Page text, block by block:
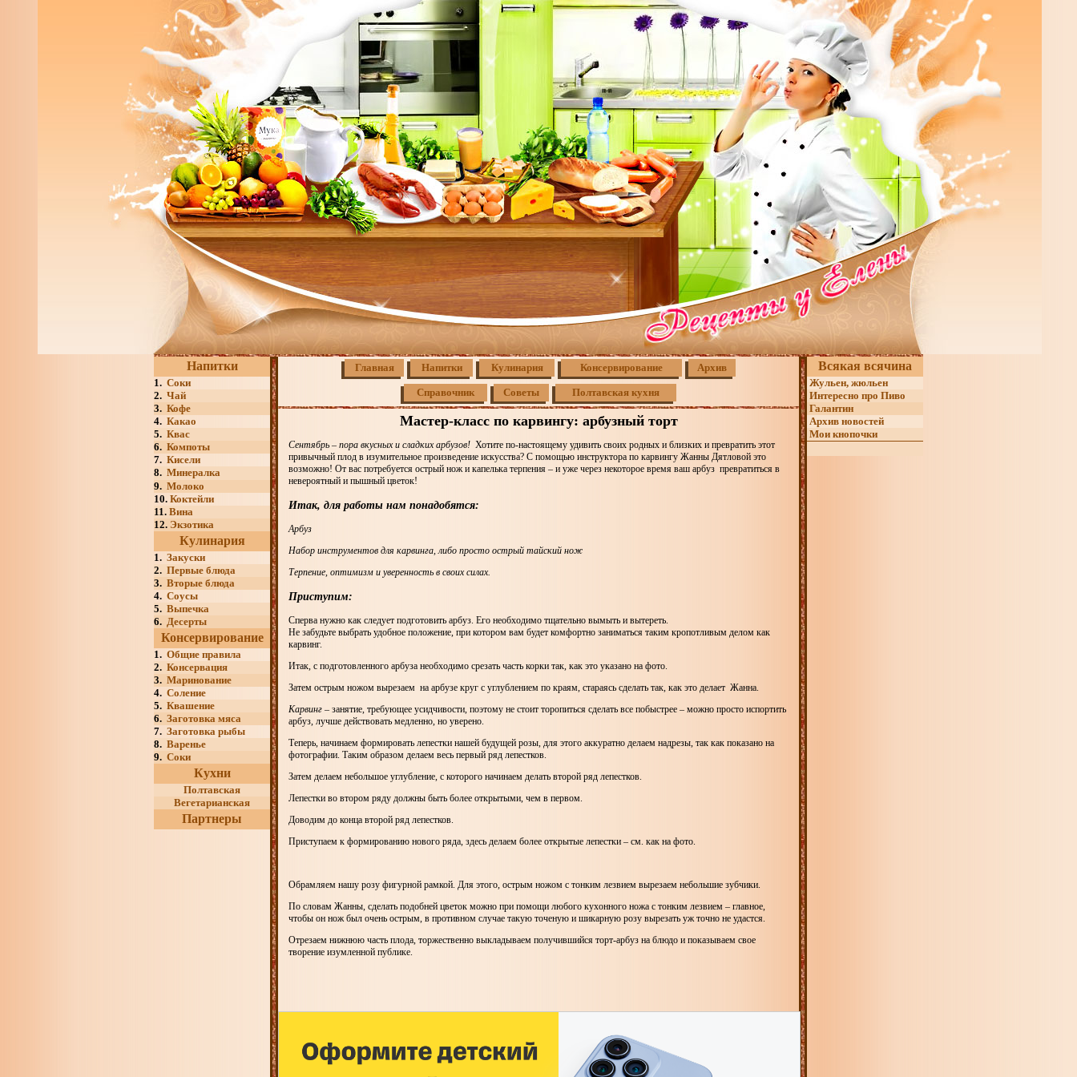
Напитки
1. Соки
2. Чай
3. Кофе
4. Какао
5. Квас
6. Компоты
7. Кисели
8. Минералка
9. Молоко
10. Коктейли
11. Вина
12. Экзотика
Кулинария
1. Закуски
2. Первые блюда
3. Вторые блюда
4. Соусы
5. Выпечка
6. Десерты
Консервирование
1. Общие правила
2. Консервация
3. Маринование
4. Соление
5. Квашение
6. Заготовка мяса
7. Заготовка рыбы
8. Варенье
9. Соки
Кухни
Полтавская
Вегетарианская
Партнеры
Главная Напитки Кулинария Консервирование Архив
Справочник Советы Полтавская кухня
Мастер-класс по карвингу: арбузный торт
Сентябрь – пора вкусных и сладких арбузов! Хотите по-настоящему удивить своих родных и близких и превратить этот
привычный плод в изумительное произведение искусства? С помощью инструктора по карвингу Жанны Дятловой это
возможно! От вас потребуется острый нож и капелька терпения – и уже через некоторое время ваш арбуз превратиться в
невероятный и пышный цветок!
Итак, для работы нам понадобятся:
Арбуз
Набор инструментов для карвинга, либо просто острый тайский нож
Терпение, оптимизм и уверенность в своих силах.
Приступим:
Сперва нужно как следует подготовить арбуз. Его необходимо тщательно вымыть и вытереть.
Не забудьте выбрать удобное положение, при котором вам будет комфортно заниматься таким кропотливым делом как
карвинг.
Итак, с подготовленного арбуза необходимо срезать часть корки так, как это указано на фото.
Затем острым ножом вырезаем на арбузе круг с углублением по краям, стараясь сделать так, как это делает Жанна.
Карвинг – занятие, требующее усидчивости, поэтому не стоит торопиться сделать все побыстрее – можно просто испортить
арбуз, лучше действовать медленно, но уверено.
Теперь, начинаем формировать лепестки нашей будущей розы, для этого аккуратно делаем надрезы, так как показано на
фотографии. Таким образом делаем весь первый ряд лепестков.
Затем делаем небольшое углубление, с которого начинаем делать второй ряд лепестков.
Лепестки во втором ряду должны быть более открытыми, чем в первом.
Доводим до конца второй ряд лепестков.
Приступаем к формированию нового ряда, здесь делаем более открытые лепестки – см. как на фото.
Обрамляем нашу розу фигурной рамкой. Для этого, острым ножом с тонким лезвием вырезаем небольшие зубчики.
По словам Жанны, сделать подобней цветок можно при помощи любого кухонного ножа с тонким лезвием – главное,
чтобы он нож был очень острым, в противном случае такую точеную и шикарную розу вырезать уж точно не удастся.
Отрезаем нижнюю часть плода, торжественно выкладываем получившийся торт-арбуз на блюдо и показываем свое
творение изумленной публике.
Всякая всячина
Жульен, жюльен
Интересно про Пиво
Галантин
Архив новостей
Мои кнопочки